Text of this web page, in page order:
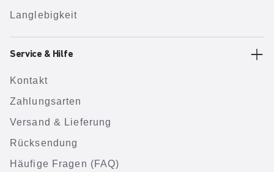
Langlebigkeit
Service & Hilfe
Kontakt
Zahlungsarten
Versand & Lieferung
Rücksendung
Häufige Fragen (FAQ)